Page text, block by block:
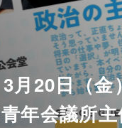
月20日（
年会議所